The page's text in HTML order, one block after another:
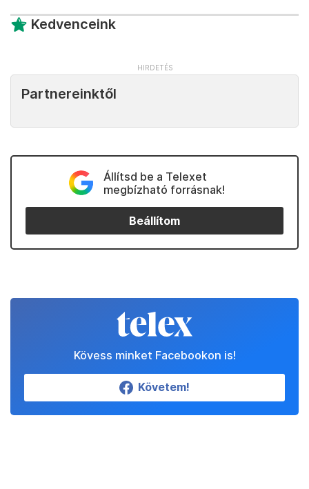
Kedvenceink
Partnereinktől
Állítsd be a Telexet
megbízható forrásnak!
Beállítom
Kövess minket Facebookon is!
Követem!